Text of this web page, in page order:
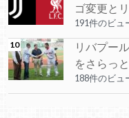
ゴ変更と
191件のビュ
リバプー
をさらっ
188件のビュ